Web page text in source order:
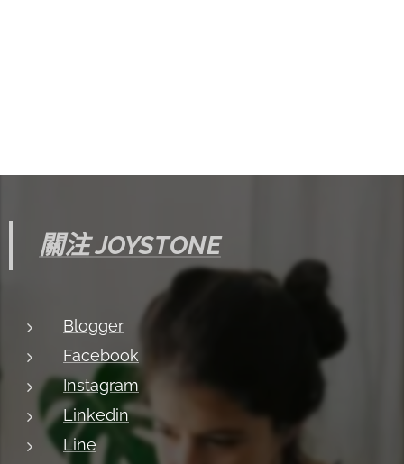
關注 JOYSTONE
Blogger
Facebook
Instagram
Linkedin
Line